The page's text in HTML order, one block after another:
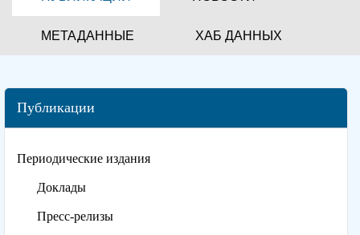
МЕТАДАННЫЕ ХАБ ДАННЫХ
Публикации
Периодические издания
Доклады
Пресс-релизы